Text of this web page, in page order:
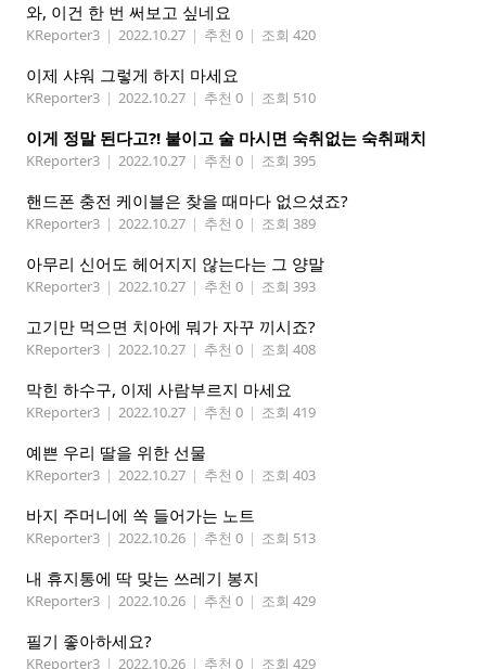
와, 이건 한 번 써보고 싶네요
KReporter3 | 2022.10.27 | 추천 0 | 조회 420
이제 샤워 그렇게 하지 마세요
KReporter3 | 2022.10.27 | 추천 0 | 조회 510
이게 정말 된다고?! 붙이고 술 마시면 숙취없는 숙취패치
KReporter3 | 2022.10.27 | 추천 0 | 조회 395
핸드폰 충전 케이블은 찾을 때마다 없으셨죠?
KReporter3 | 2022.10.27 | 추천 0 | 조회 389
아무리 신어도 헤어지지 않는다는 그 양말
KReporter3 | 2022.10.27 | 추천 0 | 조회 393
고기만 먹으면 치아에 뭐가 자꾸 끼시죠?
KReporter3 | 2022.10.27 | 추천 0 | 조회 408
막힌 하수구, 이제 사람부르지 마세요
KReporter3 | 2022.10.27 | 추천 0 | 조회 419
예쁜 우리 딸을 위한 선물
KReporter3 | 2022.10.27 | 추천 0 | 조회 403
바지 주머니에 쏙 들어가는 노트
KReporter3 | 2022.10.26 | 추천 0 | 조회 513
내 휴지통에 딱 맞는 쓰레기 봉지
KReporter3 | 2022.10.26 | 추천 0 | 조회 429
필기 좋아하세요?
KReporter3 | 2022.10.26 | 추천 0 | 조회 429